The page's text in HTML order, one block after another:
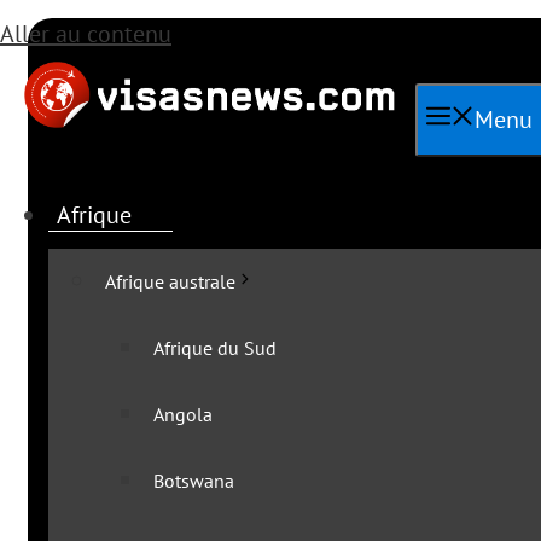
Aller au contenu
Menu
Afrique
Afrique australe
Afrique du Sud
Angola
Botswana